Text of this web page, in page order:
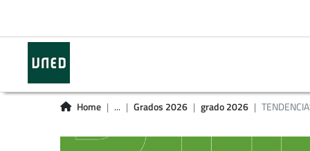
Home ... Grados 2026 grado 2026